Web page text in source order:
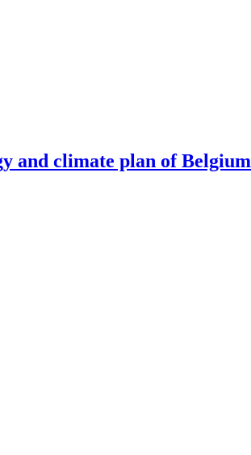
and climate plan of Belgium